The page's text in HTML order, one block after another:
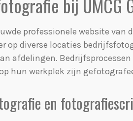
bij UMCG
professionele website van
op diverse locaties
afdelingen.
hun werkplek zijn
en